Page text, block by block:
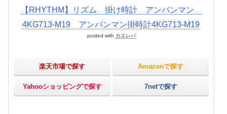
【RHYTHM】リズム 掛け時計 アンパンマン
4KG713-M19 アンパンマン掛時計4KG713-M19
posted with カエレバ
楽天市場で探す Amazonで探す
Yahooショッピングで探す 7netで探す